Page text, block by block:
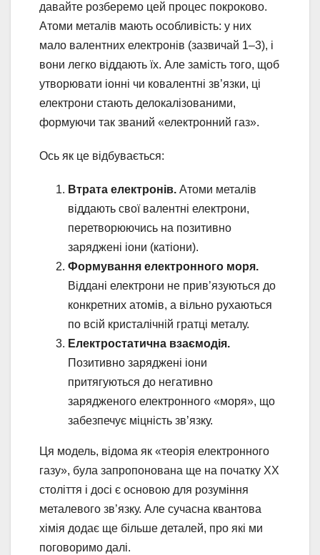
давайте розберемо цей процес покроково.
Атоми металів мають особливість: у них
мало валентних електронів (зазвичай 1–3), і
вони легко віддають їх. Але замість того, щоб
утворювати іонні чи ковалентні зв’язки, ці
електрони стають делокалізованими,
формуючи так званий «електронний газ».
Ось як це відбувається:
Втрата електронів. Атоми металів
віддають свої валентні електрони,
перетворюючись на позитивно
заряджені іони (катіони).
Формування електронного моря.
Віддані електрони не прив’язуються до
конкретних атомів, а вільно рухаються
по всій кристалічній гратці металу.
Електростатична взаємодія.
Позитивно заряджені іони
притягуються до негативно
зарядженого електронного «моря», що
забезпечує міцність зв’язку.
Ця модель, відома як «теорія електронного
газу», була запропонована ще на початку XX
століття і досі є основою для розуміння
металевого зв’язку. Але сучасна квантова
хімія додає ще більше деталей, про які ми
поговоримо далі.